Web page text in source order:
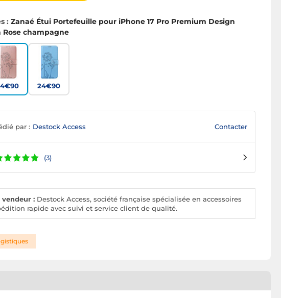
: Zanaé Étui Portefeuille pour iPhone 17 Pro Premium Design
Rose champagne
24€90
par : Destock Access Contacter
(3)
: Destock Access, société française spécialisée en accessoires
rapide avec suivi et service client de qualité.